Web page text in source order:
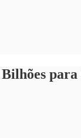
Bilhões